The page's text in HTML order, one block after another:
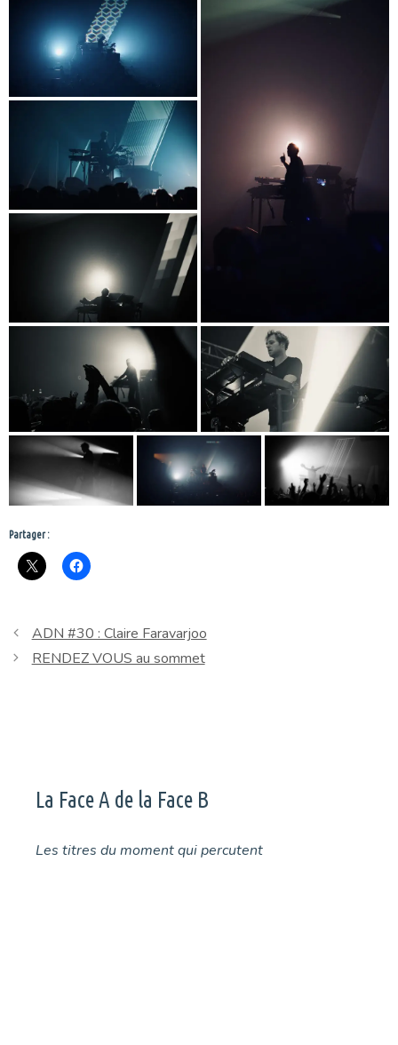
Partager :
ADN #30 : Claire Faravarjoo
RENDEZ VOUS au sommet
La Face A de la Face B
Les titres du moment qui percutent